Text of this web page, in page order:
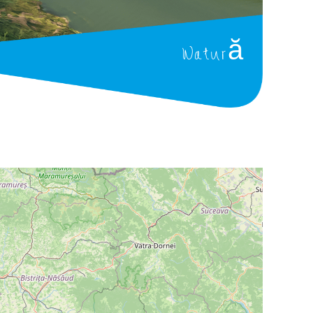
Natură